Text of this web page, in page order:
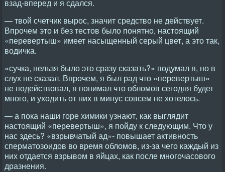
взад-вперед и я сдался.
— твой счетчик вырос, значит средство не действует.
Впрочем это и без тестов было понятно, настоящий
«перевертыш» имеет насыщенный серый цвет, а это так,
водичка.
«сучка, нельзя было это сразу сказать?» подумал я, но в
слух не сказал. Впрочем, я был рад что «перевертыш»
не подействовал, я понимал что обломов сегодня будет
много, и уходить от них в минус совсем не хотелось.
— а пока наши горе химики узнают, как выглядит
настоящий «перевертыш», я пойду к следующим. Что у
нас здесь? «взрывчатый ад»- повышает активность
сперматозоидов во время обломов, из-за чего каждый из
них отдается взрывом в яйцах, как после многочасового
дразнения.